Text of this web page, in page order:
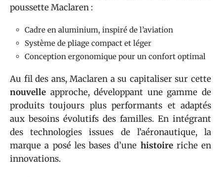
poussette Maclaren :
Cadre en aluminium, inspiré de l’aviation
Système de pliage compact et léger
Conception ergonomique pour un confort optimal
Au fil des ans, Maclaren a su capitaliser sur cette
nouvelle approche, développant une gamme de
produits toujours plus performants et adaptés
aux besoins évolutifs des familles. En intégrant
des technologies issues de l’aéronautique, la
marque a posé les bases d’une histoireriche en
innovations.